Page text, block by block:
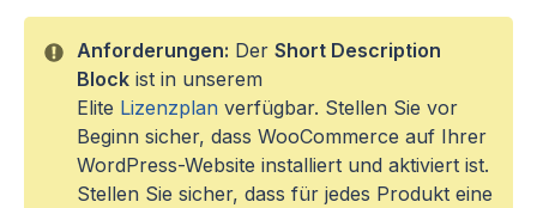
Anforderungen: Der Short Description
Block ist in unserem
Elite Lizenzplan verfügbar. Stellen Sie vor
Beginn sicher, dass WooCommerce auf Ihrer
WordPress-Website installiert und aktiviert ist.
Stellen Sie sicher, dass für jedes Produkt eine